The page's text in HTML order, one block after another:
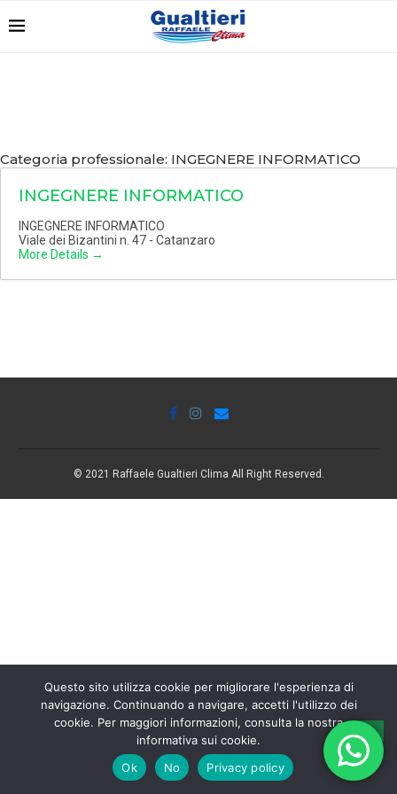
Categoria professionale: INGEGNERE INFORMATICO
INGEGNERE INFORMATICO
INGEGNERE INFORMATICO
Viale dei Bizantini n. 47 - Catanzaro
More Details
© 2021 Raffaele Gualtieri Clima All Right Reserved.
Questo sito utilizza cookie per migliorare l'esperienza di
navigazione. Continuando a navigare, accetti l'utilizzo dei
cookie. Per maggiori informazioni, consulta la nostra
informativa sui cookie.
Ok
No Privacy policy